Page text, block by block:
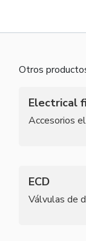
Otros
Electrical
Accesorios
ECD
Válvulas de